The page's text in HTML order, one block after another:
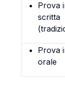
Prova
scritta
Prova
orale